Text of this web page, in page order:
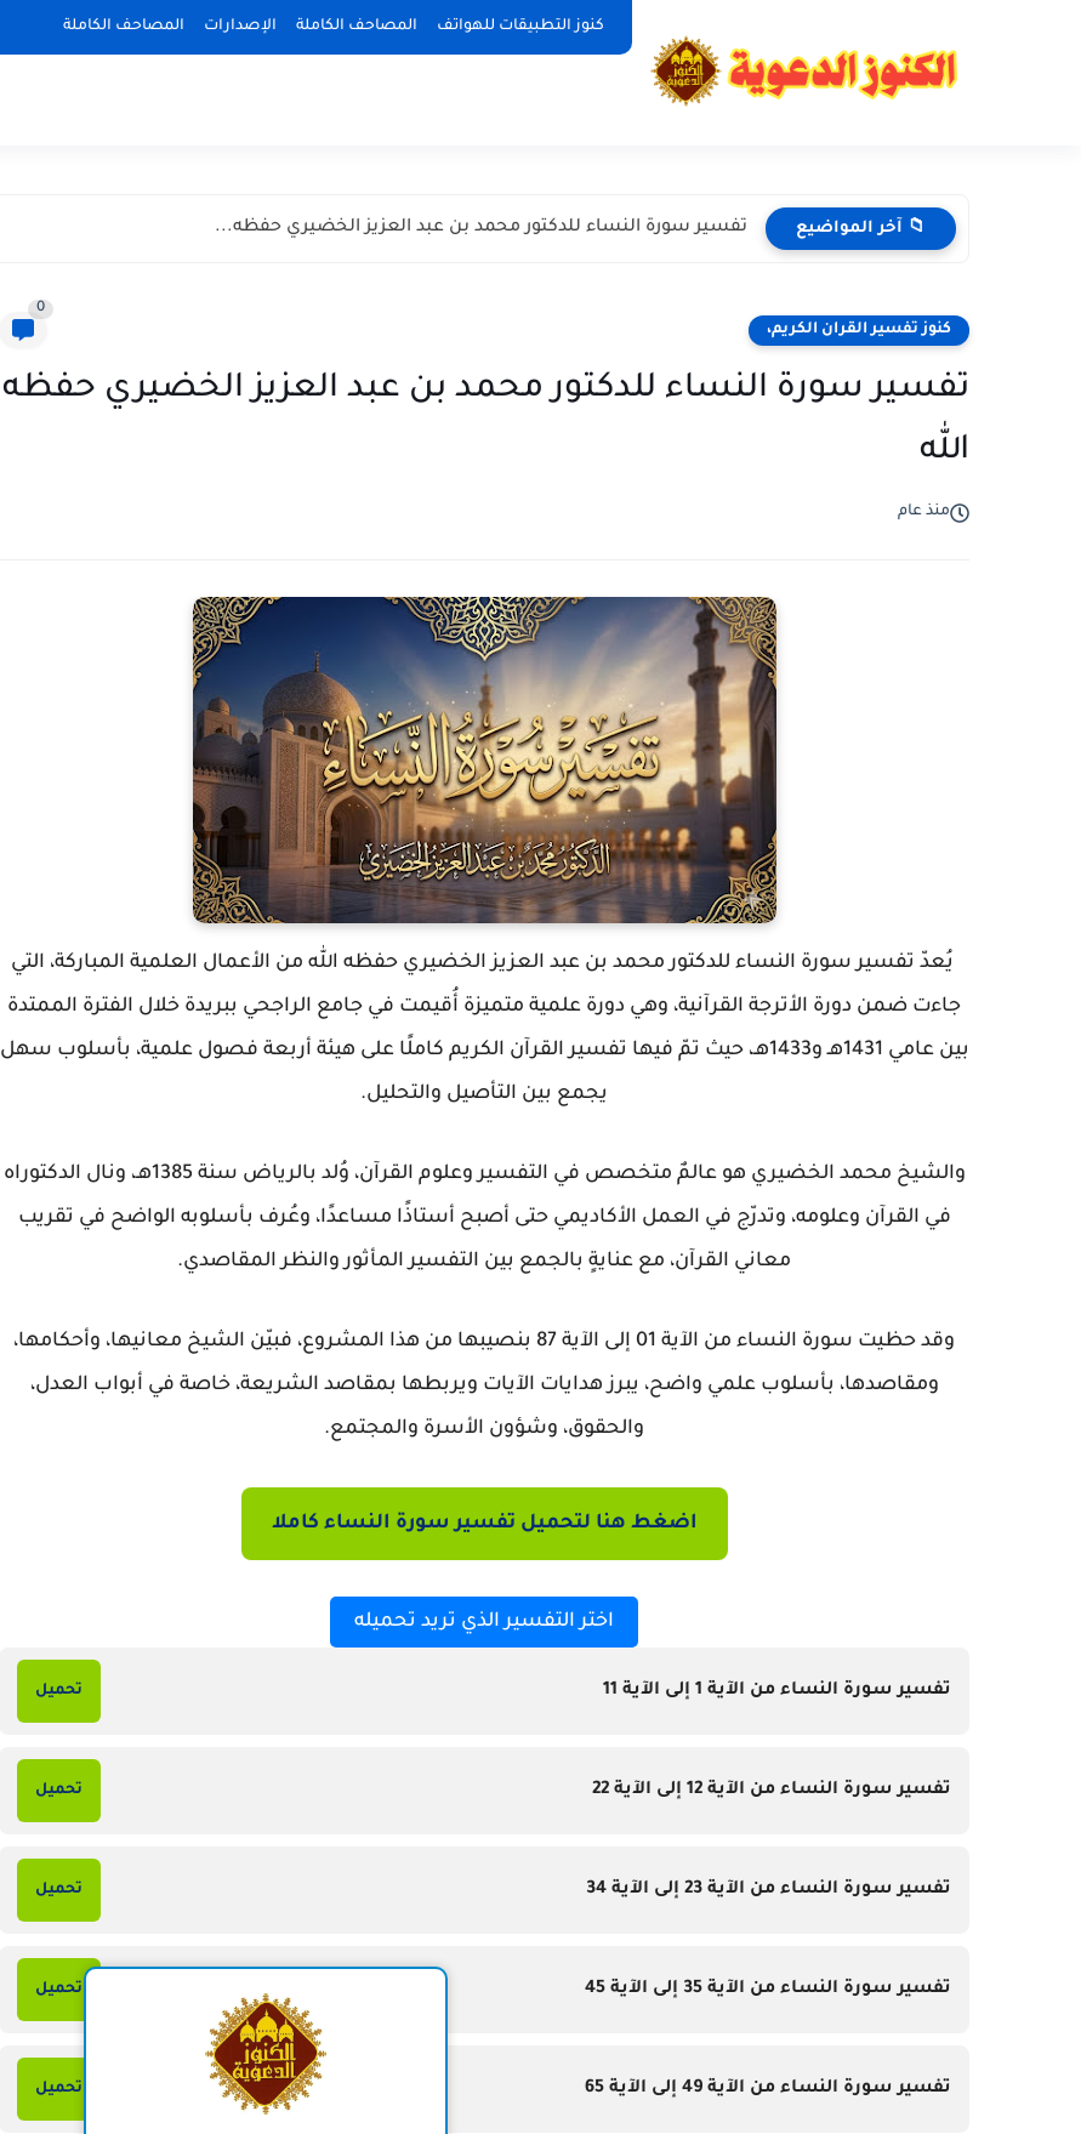
كنوز التطبيقات للهواتف المصاحف الكاملة الإصدارات المصاحف الكاملة
📁 آخر المواضيع تفسير سورة النساء للدكتور محمد بن عبد العزيز الخضيري حفظه...
كنوز تفسير القران الكريم،
0
تفسير سورة النساء للدكتور محمد بن عبد العزيز الخضيري حفظه
الله
منذ عام
يُعدّ تفسير سورة النساء للدكتورمحمد بن عبد العزيز الخضيري حفظه الله من الأعمال العلمية المباركة، التي
جاءت ضمن دورة الأترجة القرآنية، وهي دورة علمية متميزة أُقيمت في جامع الراجحي ببريدة خلال الفترة الممتدة
بين عامي 1431هـ و1433هـ
، حيث تمّ فيها تفسير القرآن الكريم كاملًا على هيئة أربعة فصول علمية، بأسلوب سهل
يجمع بين التأصيل والتحليل.
والشيخ محمد الخضيري هو عالمٌ متخصص في التفسير وعلوم القرآن، وُلد بالرياض سنة1385هـ ، ونال الدكتوراه
في القرآن وعلومه، وتدرّج في العمل الأكاديمي حتى أصبح أستاذًا مساعدًا، وعُرف بأسلوبه الواضح في تقريب
معاني القرآن، مع عنايةٍ بالجمع بين التفسير المأثور والنظر المقاصدي.
وقد حظيت سورة النساء من الآية 01 إلى الآية 87
بنصيبها من هذا المشروع، فبيّن الشيخ معانيها، وأحكامها،
ومقاصدها، بأسلوب علمي واضح، يبرز هدايات الآيات ويربطها بمقاصد الشريعة، خاصة في أبواب العدل،
والحقوق، وشؤون الأسرة والمجتمع.
اضغط هنا لتحميل تفسير سورة النساء كاملا
اختر التفسير الذي تريد تحميله
تفسير سورة النساء من الآية 1 إلى الآية 11 تحميل
تفسير سورة النساء من الآية 12 إلى الآية 22 تحميل
تفسير سورة النساء من الآية 23 إلى الآية 34 تحميل
تفسير سورة النساء من الآية 35 إلى الآية 45 تحميل
تفسير سورة النساء من الآية 49 إلى الآية 65 تحميل